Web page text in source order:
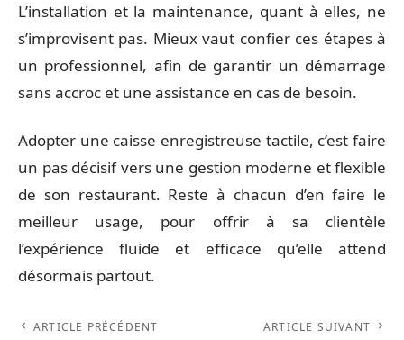
L’installation et la maintenance, quant à elles, ne
s’improvisent pas. Mieux vaut confier ces étapes à
un professionnel, afin de garantir un démarrage
sans accroc et une assistance en cas de besoin.
Adopter une caisse enregistreuse tactile, c’est faire
un pas décisif vers une gestion moderne et flexible
de son restaurant. Reste à chacun d’en faire le
meilleur usage, pour offrir à sa clientèle
l’expérience fluide et efficace qu’elle attend
désormais partout.
ARTICLE PRÉCÉDENT ARTICLE SUIVANT